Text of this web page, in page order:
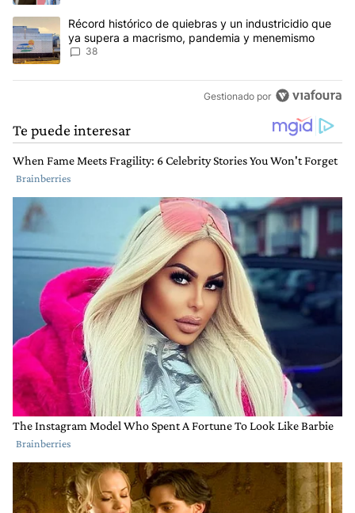
Un artículo de tendencia con el título "Récord histórico de
Récord histórico de quiebras y un industricidio que
ya supera a macrismo, pandemia y menemismo
38
Gestionado por